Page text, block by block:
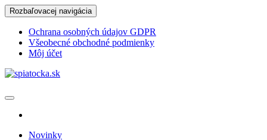
Skip
to
content
Rozbaľovacej navigácia
Ochrana osobných údajov GDPR
Všeobecné obchodné podmienky
Môj účet
Novinky